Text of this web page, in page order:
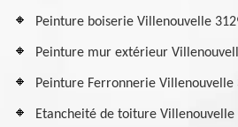
Peinture boiserie Villenouvelle
Peinture mur extérieur
Peinture Ferronnerie Villenouvelle
Etancheité de toiture Villenouvelle